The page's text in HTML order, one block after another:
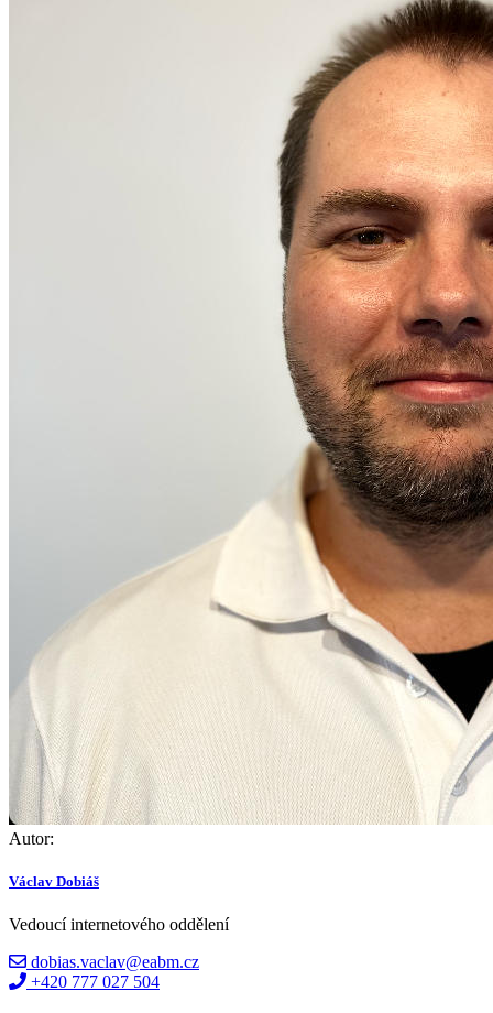
Autor:
Václav Dobiáš
Vedoucí internetového oddělení
dobias.vaclav@eabm.cz
+420 777 027 504